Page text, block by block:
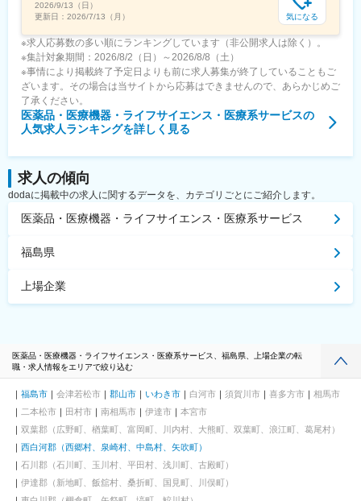
2026/9/13（日）
更新日： 2026/7/13（月） 気になる
※求人応募数の多い順にランキングしています（非公開求人は除く）。
※集計対象期間：2026/8/2（日）～2026/8/8（土）
※事情により掲載終了予定日よりも前に求人募集が終了していることもご
ざいます。その場合は当サイトから応募はできませんので、あらかじめご
了承ください。
医薬品・医療機器・ライフサイエンス・医療系サービスの
人気求人ランキングを詳しく見る
求人の傾向
dodaに掲載中の求人に関するデータを、カテゴリごとにご紹介します。
医薬品・医療機器・ライフサイエンス・医療系サービス
福島県
上場企業
医薬品・医療機器・ライフサイエンス・医療系サービス、福島県、上場企業の転
職・求人情報をエリアで絞り込む
福島市 会津若松市 郡山市 いわき市 白河市 須賀川市 喜多方市
相馬市
二本松市
田村市 南相馬市 伊達市
本宮市
双葉郡（広野町、楢葉町、富岡町、川内村、大熊町、双葉町、浪江町、葛尾村）
西白河郡（西郷村、泉崎村、中島村、矢吹町）
石川郡（石川町、玉川村、平田村、浅川町、古殿町）
伊達郡（新地町、飯舘村、桑折町、国見町、川俣町）